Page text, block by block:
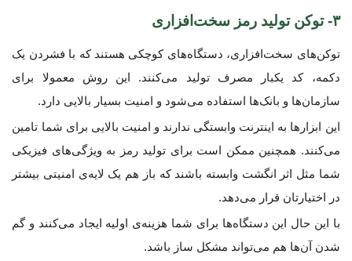
۳- توکن تولید رمز سخت‌افزاری
توکن‌های سخت‌افزاری، دستگاه‌های کوچکی هستند که با فشردن یک
دکمه، کد یکبار مصرف تولید می‌کنند. این روش معمولا برای
سازمان‌ها و بانک‌ها استفاده می‌شود و امنیت بسیار بالایی دارد.
این ابزارها به اینترنت وابستگی ندارند و امنیت بالایی برای شما تامین
می‌کنند. همچنین ممکن است برای تولید رمز به ویژگی‌های فیزیکی
شما مثل اثر انگشت وابسته باشند که باز هم یک لایه‌ی امنیتی بیشتر
در اختیارتان قرار می‌دهد.
با این حال این دستگاه‌ها برای شما هزینه‌ی اولیه ایجاد می‌کنند و گم
شدن آن‌ها هم می‌تواند مشکل ساز باشد.